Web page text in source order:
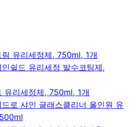
유리세정제, 750ml, 1개
쉴드 유리세정 발수코팅제,
유리세정제, 750ml, 1개
로 샤인 글래스클리너 올인원 유